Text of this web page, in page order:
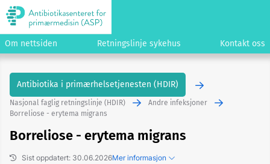
Om nettsiden Retningslinje sykehus Kontakt oss
Antibiotika i primærhelsetjenesten (HDIR)
Nasjonal faglig retningslinje (HDIR)
Andre infeksjoner
Borreliose - erytema migrans
Borreliose - erytema migrans
Sist oppdatert: 30.06.2026Mer informasjon